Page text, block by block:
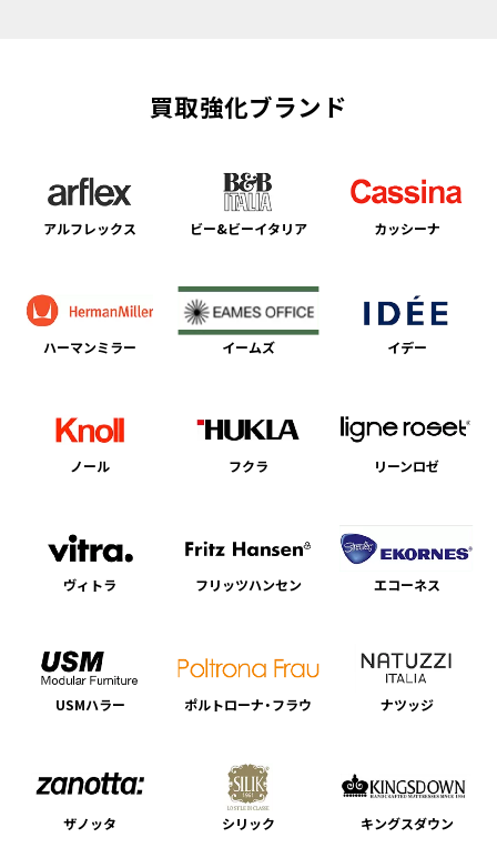
買取強化ブランド
アルフレックス ビー&ビーイタリア カッシーナ
ハーマンミラー イームズ イデー
ノール フクラ リーンロゼ
ヴィトラ フリッツハンセン エコーネス
USMハラー ポルトローナ・フラウ ナツッジ
ザノッタ シリック キングスダウン